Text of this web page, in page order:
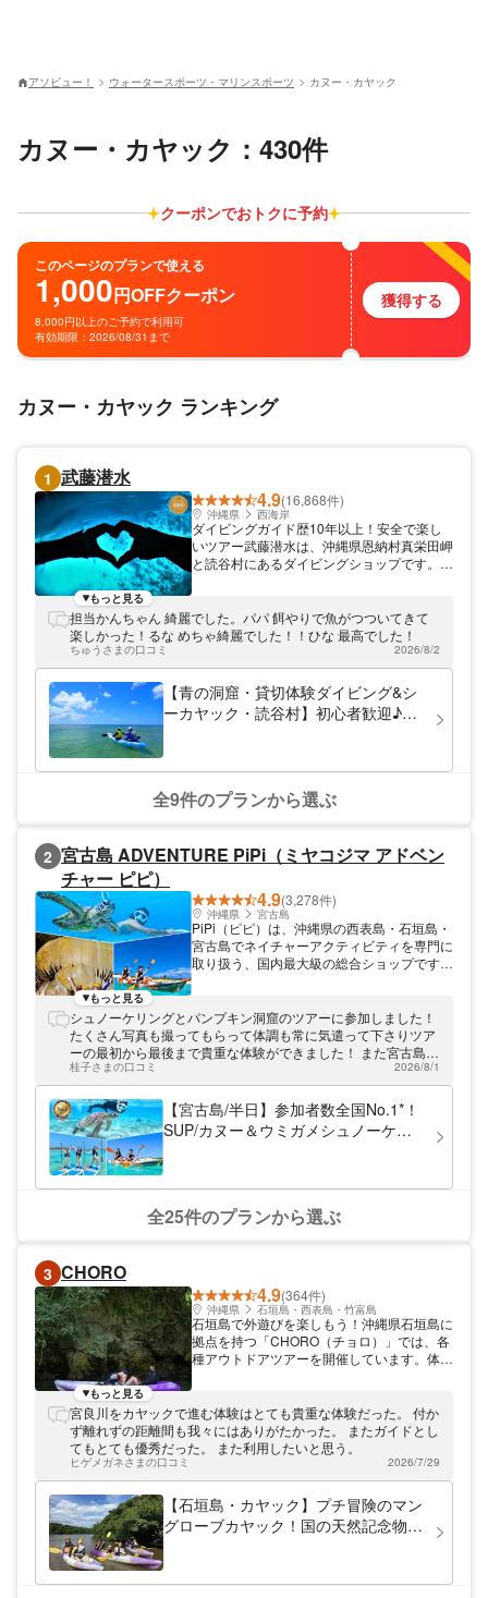
アソビュー！ ウォータースポーツ・マリンスポーツ カヌー・カヤック
カヌー・カヤック：430件
クーポンでおトクに予約
このページのプランで使える
1,000円OFFクーポン
8,000円以上のご予約で利用可
有効期限：2026/08/31まで
獲得する
カヌー・カヤック ランキング
1 武藤潜水
4.9(16,868件)
沖縄県 西海岸
ダイビングガイド歴10年以上！安全で楽し
いツアー武藤潜水は、沖縄県恩納村真栄田岬
と読谷村にあるダイビングショップです。真
ーは10年以上の実績をもつベテランガイド
が多数在籍しています。 潜水士・インスト
ラクター・酸素インストラクター・コースデ
ィレクター・ダイビングガイド歴20年以上
が複数名在籍。 公安委員会認定安全対策優
良事業者・恩納マリンレジャー協会理事・マ
リンレジャーセーフティビューロ賛助会員・
境保護に注力しています。
もっと見る
担当かんちゃん 綺麗でした。パパ 餌やりで魚がつついてきて
楽しかった！るな めちゃ綺麗でした！！ひな 最高でした！
ちゅうさまの口コミ 2026/8/2
【青の洞窟・貸切体験ダイビング&シ
ーカヤック・読谷村】初心者歓迎♪体
全9件のプランから選ぶ
2 宮古島 ADVENTURE PiPi（ミヤコジマ アドベン
チャー ピピ）
4.9(3,278件)
沖縄県 宮古島
PiPi（ピピ）は、沖縄県の西表島・石垣島・
宮古島でネイチャーアクティビティを専門に
取り扱う、国内最大級の総合ショップです。
おいて、全国No.1を獲得！ 日本で最も多く
のゲストに選ばれている大人気店です。 ★
沖縄県内3％の最高水準の安全性★ 沖縄県公
安委員会から「安全対策優良海域レジャー提
供業者（マル優）」に指定されている数少な
い認定店です。県内でもわずか3％の事業者
しか持っていない厳しい安全基準をクリアし
ています。 ガイド全員が「水難救助員資
しんでいただけます。 ★豊富なツアーと柔
軟なスケジュール★ 早朝から夜まで、各島
で数十種類のツアーをご用意。2時間ほどの
が見つかりますので、迷った際はお気軽にご
相談ください。 ★必要なものはすべてツア
ー料金込み ・ 高画質写真データ（当日お渡
し） ・ レンタル用品一式 ・ 更衣室/シャワ
ー ・ ホテル送迎 ・ 人気飲食店などで使える
にする絶景、心躍るアクティビティ、そして
旅の終わりに「PiPiを選んで本当に良かっ
た」と思える感動体験が、あなたを待ってい
もっと見る
シュノーケリングとパンプキン洞窟のツアーに参加しました！
たくさん写真も撮ってもらって体調も常に気遣って下さりツア
ーの最初から最後まで貴重な体験ができました！ また宮古島以
外で遊ぶ時は是非利用します✨
桂子さまの口コミ 2026/8/1
【宮古島/半日】参加者数全国No.1*！
SUP/カヌー＆ウミガメシュノーケリ
全25件のプランから選ぶ
3 CHORO
4.9(364件)
沖縄県 石垣島・西表島・竹富島
石垣島で外遊びを楽しもう！沖縄県石垣島に
拠点を持つ「CHORO（チョロ）」では、各
種アウトドアツアーを開催しています。体験
方にお楽しみいただいております。
もっと見る
宮良川をカヤックで進む体験はとても貴重な体験だった。 付か
ず離れずの距離間も我々にはありがたかった。 またガイドとし
てもとても優秀だった。 また利用したいと思う。
ヒゲメガネさまの口コミ 2026/7/29
【石垣島・カヤック】プチ冒険のマン
グローブカヤック！国の天然記念物・